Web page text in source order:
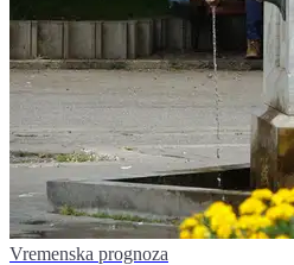
Vremenska prognoza